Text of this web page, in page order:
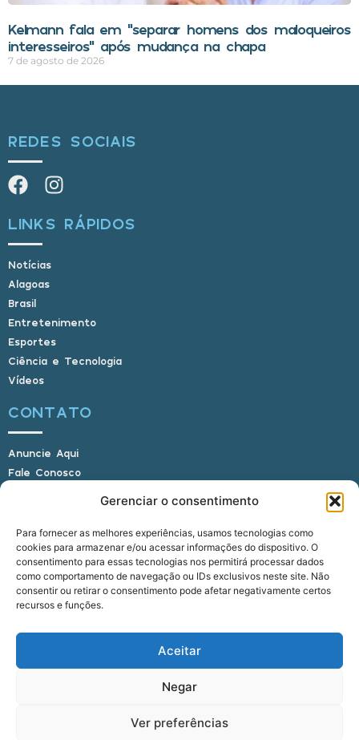
Gerenciar o consentimento
Para fornecer as melhores experiências, usamos tecnologias como
cookies para armazenar e/ou acessar informações do dispositivo. O
consentimento para essas tecnologias nos permitirá processar dados
como comportamento de navegação ou IDs exclusivos neste site. Não
consentir ou retirar o consentimento pode afetar negativamente certos
recursos e funções.
Aceitar
Negar
Ver preferências
Kelmann fala em “separar homens dos maloqueiros
interesseiros” após mudança na chapa
7 de agosto de 2026
REDES SOCIAIS
LINKS RÁPIDOS
Notícias
Alagoas
Brasil
Entretenimento
Esportes
Ciência e Tecnologia
Vídeos
CONTATO
Anuncie Aqui
Fale Conosco
E-mail: alagoasbrasilnoticias@gmail.com
Telefone: (82) 9 9691-0391 (Whatsapp)
Responsável Técnico: Crysthyan Carlos
Rua do Sau - Centro - Anadia - AL - CEP:
© 2022 - 2026 Alagoas Brasil Notícias. Todos os
direitos reservados.
fiveagência